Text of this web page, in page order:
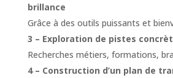
brillance
Grâce à des outils puissants et
3 – Exploration de pistes
Recherches métiers, formations,
4 – Construction d’un plan de